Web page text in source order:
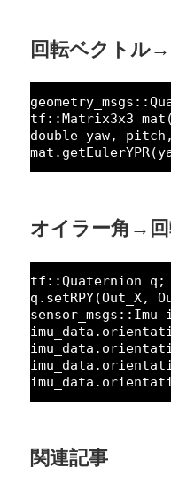
回転ベクトル
tf::Matrix3x3
double yaw,
オイラー角→
tf::Quaternion q;
q.setRPY(Out_X,
sensor_msgs::Imu
関連記事